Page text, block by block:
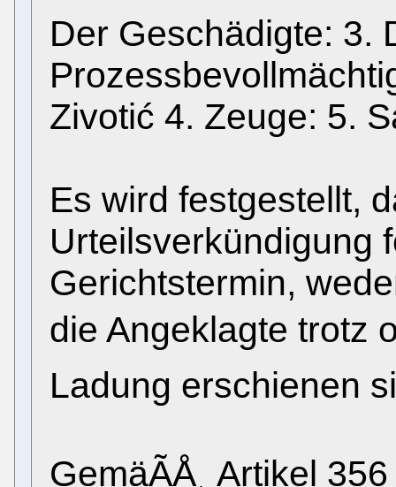
Der Geschädigte: 3.
Zivotić 4. Zeuge: 5.
Es wird festgestellt,
Urteilsverkündigung
Gerichtstermin,
die Angeklagte trotz
Ladung erschienen
GemäÃÅ¸ Artikel